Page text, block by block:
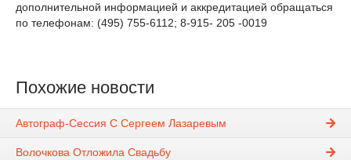
дополнительной информацией и аккредитацией обращаться
по телефонам: (495) 755-6112; 8-915- 205 -0019
Похожие новости
Автограф-Сессия С Сергеем Лазаревым
Волочкова Отложила Свадьбу